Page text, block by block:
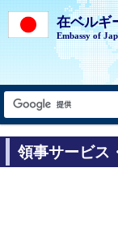
在ベルギ
Embassy of
領事サービス